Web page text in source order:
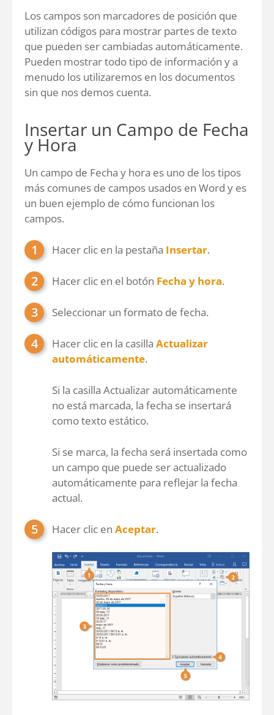
Los campos son marcadores de posición que
utilizan códigos para mostrar partes de texto
que pueden ser cambiadas automáticamente.
Pueden mostrar todo tipo de información y a
menudo los utilizaremos en los documentos
sin que nos demos cuenta.
Insertar un Campo de Fecha
y Hora
Un campo de Fecha y hora es uno de los tipos
más comunes de campos usados en Word y es
un buen ejemplo de cómo funcionan los
campos.
Hacer clic en la pestaña Insertar.
Hacer clic en el botón Fecha y hora.
Seleccionar un formato de fecha.
Hacer clic en la casilla Actualizar
automáticamente.
Si la casilla Actualizar automáticamente
no está marcada, la fecha se insertará
como texto estático.
Si se marca, la fecha será insertada como
un campo que puede ser actualizado
automáticamente para reflejar la fecha
actual.
Hacer clic en Aceptar.